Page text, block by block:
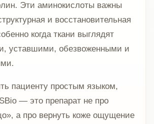
Эти аминокислоты важны
и восстановительная
когда ткани выглядят
уставшими, обезвоженными и
пациенту простым языком,
— это препарат не про
а про вернуть коже ощущение